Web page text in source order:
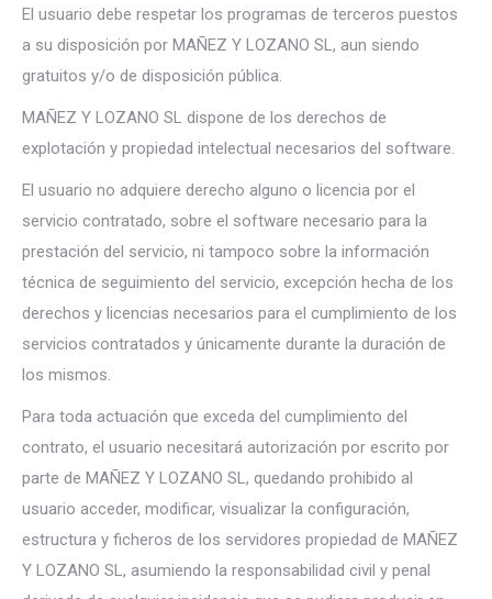
El usuario debe respetar los programas de terceros puestos
a su disposición por MAÑEZ Y LOZANO SL, aun siendo
gratuitos y/o de disposición pública.
MAÑEZ Y LOZANO SL dispone de los derechos de
explotación y propiedad intelectual necesarios del software.
El usuario no adquiere derecho alguno o licencia por el
servicio contratado, sobre el software necesario para la
prestación del servicio, ni tampoco sobre la información
técnica de seguimiento del servicio, excepción hecha de los
derechos y licencias necesarios para el cumplimiento de los
servicios contratados y únicamente durante la duración de
los mismos.
Para toda actuación que exceda del cumplimiento del
contrato, el usuario necesitará autorización por escrito por
parte de MAÑEZ Y LOZANO SL, quedando prohibido al
usuario acceder, modificar, visualizar la configuración,
estructura y ficheros de los servidores propiedad de MAÑEZ
Y LOZANO SL, asumiendo la responsabilidad civil y penal